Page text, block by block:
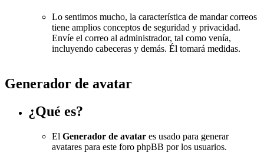
Lo sentimos mucho, la característica de mandar correos
tiene amplios conceptos de seguridad y privacidad.
Envíe el correo al administrador, tal como venía,
incluyendo cabeceras y demás. Él tomará medidas.
Generador de avatar
¿Qué es?
El Generador de avatar es usado para generar
avatares para este foro phpBB por los usuarios.